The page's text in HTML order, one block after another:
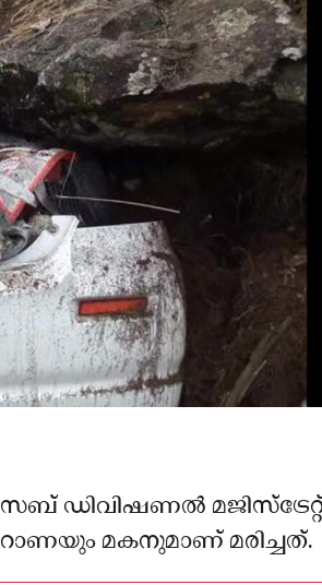
സബ് ഡിവിഷണൽ മജിസ്ട്രേറ്റ്
റാണയും മകനുമാണ് മരിച്ചത്.